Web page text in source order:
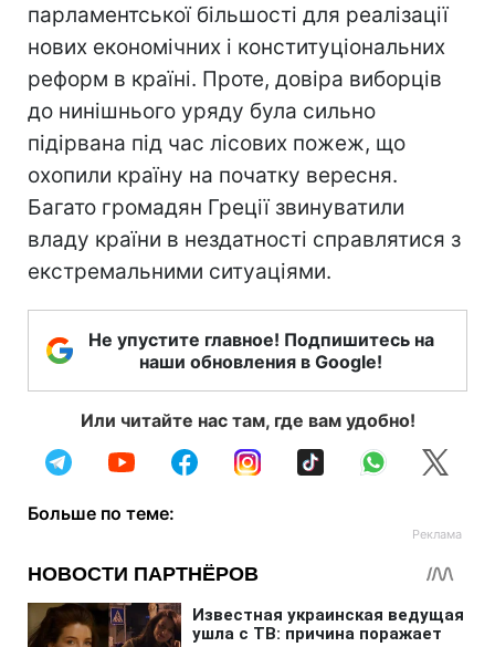
парламентської більшості для реалізації
нових економічних і конституціональних
реформ в країні. Проте, довіра виборців
до нинішнього уряду була сильно
підірвана під час лісових пожеж, що
охопили країну на початку вересня.
Багато громадян Греції звинуватили
владу країни в нездатності справлятися з
екстремальними ситуаціями.
Не упустите главное! Подпишитесь на
наши обновления в Google!
Или читайте нас там, где вам удобно!
Больше по теме: